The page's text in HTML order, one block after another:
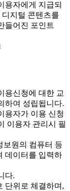
용자에게 지급되
디지털 콘텐츠를
들어진 포인트
용신청에 대한 교
하여 성립됩니다.
용자가 이용 신청
이용자 관리시 필
보원의 컴퓨터 등
데이터를 입력하
다.
단위로 체결하며,